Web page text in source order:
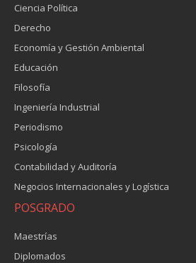
Ciencia Política
Derecho
Economía y Gestión Ambiental
Educación
Filosofía
Ingeniería Industrial
Periodismo
Psicología
Contabilidad y Auditoría
Negocios Internacionales y Logística
POSGRADO
Maestrías
Diplomados